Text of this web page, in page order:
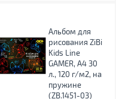
Альбом для
рисования ZiBi
Kids Line
GAMER, А4 30
л., 120 г/м2, на
пружине
(ZB.1451-03)